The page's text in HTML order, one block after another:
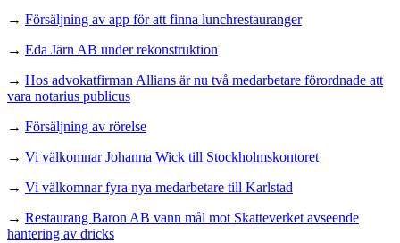
→ Försäljning av app för att finna lunchrestauranger
→ Eda Järn AB under rekonstruktion
→ Hos advokatfirman Allians är nu två medarbetare förordnade att
vara notarius publicus
→ Försäljning av rörelse
→ Vi välkomnar Johanna Wick till Stockholmskontoret
→ Vi välkomnar fyra nya medarbetare till Karlstad
→ Restaurang Baron AB vann mål mot Skatteverket avseende
hantering av dricks